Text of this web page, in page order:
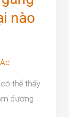
nào
thể thấy
đường